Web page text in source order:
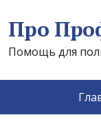
Про
Помощь для